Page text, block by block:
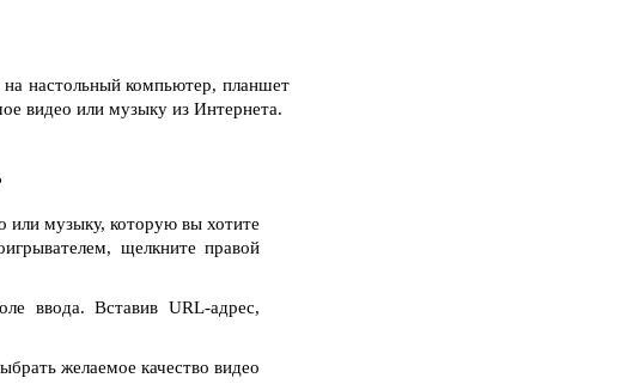
настольный компьютер, планшет
видео или музыку из Интернета.
или музыку, которую вы хотите
щелкните правой
ввода. Вставив URL-адрес,
желаемое качество видео